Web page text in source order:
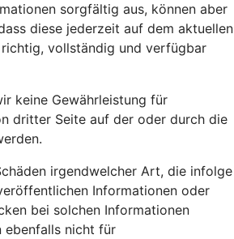
sorgfältig aus, können aber
diese jederzeit auf dem aktuellen
vollständig und verfügbar
keine Gewährleistung für
dritter Seite auf der oder durch die
irgendwelcher Art, die infolge
Informationen oder
bei solchen Informationen
ebenfalls nicht für